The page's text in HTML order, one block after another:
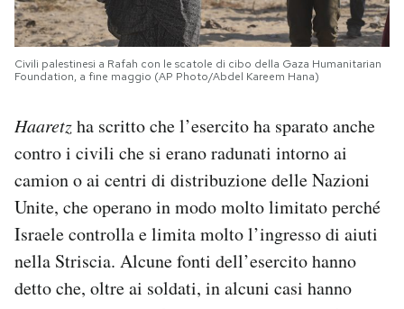
Civili palestinesi a Rafah con le scatole di cibo della Gaza Humanitarian
Foundation, a fine maggio (AP Photo/Abdel Kareem Hana)
Haaretzha scritto che l’esercito ha sparato anche
contro i civili che si erano radunati intorno ai
camion o ai centri di distribuzione delle Nazioni
Unite, che operano in modo molto limitato perché
Israele controlla e limita molto l’ingresso di aiuti
nella Striscia. Alcune fonti dell’esercito hanno
detto che, oltre ai soldati, in alcuni casi hanno